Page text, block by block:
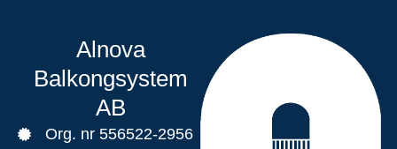
Alnova
Balkongsystem
AB
Org. nr 556522-2956